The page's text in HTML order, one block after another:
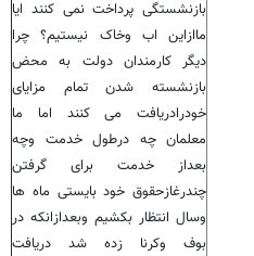
بازنشستگی پرداخت نمی کنند ایا
ماازاین اب وخاک نیستیم؟ چرا
دیگر کارمندان دولت به محض
بازنشسته شدن تمام مزایای
خودرادریافت می کنند اما ما
معلمان چه درطول خدمت وچه
بعداز خدمت برای گرفتن
چندرغازحقوق خود بایستی ماه ها
وسال انتظار بکشیم وبعدازانکه در
بوف وکرنا زده شد دریافت